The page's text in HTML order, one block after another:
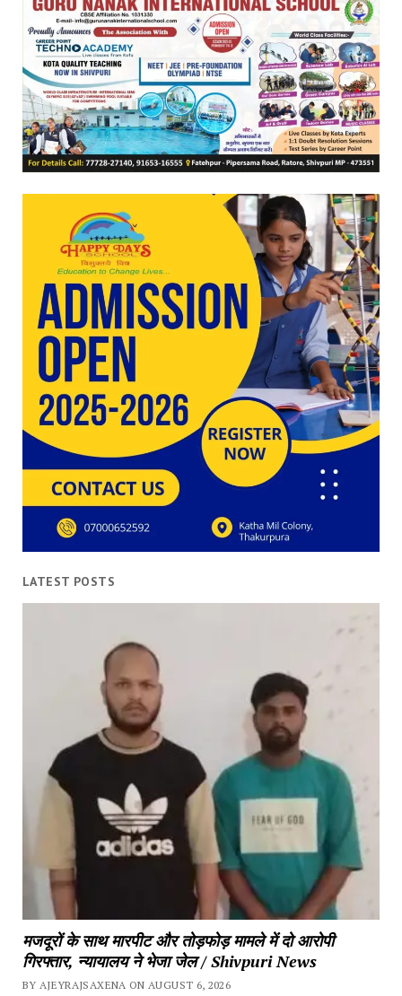
LATEST POSTS
मजदूरों के साथ मारपीट और तोड़फोड़ मामले में दो आरोपी
गिरफ्तार, न्यायालय ने भेजा जेल / Shivpuri News
BY AJEYRAJSAXENA ON AUGUST 6, 2026